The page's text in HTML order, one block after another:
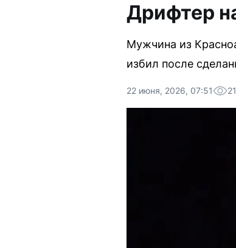
Дрифтер
Мужчина из
избил после
22 июня, 2026, 07:51 21